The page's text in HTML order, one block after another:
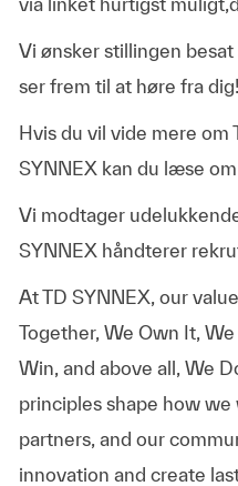
Vi ønsker stillingen
ser frem til at høre fra dig!
Hvis du vil vide mere om
SYNNEX kan du læse
Vi modtager
SYNNEX håndterer
At TD SYNNEX, our
Together, We Own It,
Win, and above all, We
principles shape how
partners, and our
innovation and create